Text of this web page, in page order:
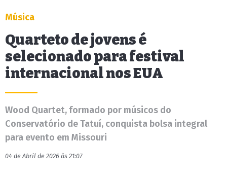
Música
Quarteto de jovens é
selecionado para festival
internacional nos EUA
Wood Quartet, formado por músicos do
Conservatório de Tatuí, conquista bolsa integral
para evento em Missouri
04 de Abril de 2026 às 21:07